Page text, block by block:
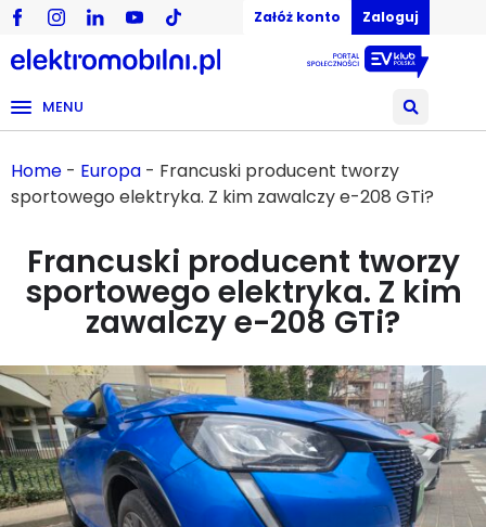
Załóż konto Zaloguj
MENU
Home - Europa - Francuski producent tworzy
sportowego elektryka. Z kim zawalczy e-208 GTi?
Francuski producent tworzy
sportowego elektryka. Z kim
zawalczy e-208 GTi?